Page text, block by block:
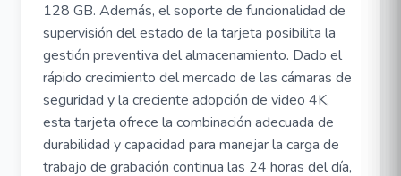
128 GB. Además, el soporte de funcionalidad de
supervisión del estado de la tarjeta posibilita la
gestión preventiva del almacenamiento. Dado el
rápido crecimiento del mercado de las cámaras de
seguridad y la creciente adopción de video 4K,
esta tarjeta ofrece la combinación adecuada de
durabilidad y capacidad para manejar la carga de
trabajo de grabación continua las 24 horas del día,